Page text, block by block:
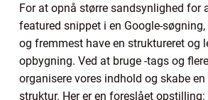
For at opnå større sandsynlighed for
featured snippet i en Google-
og fremmest have en struktureret og
opbygning. Ved at bruge -tags og
organisere vores indhold og skabe
struktur. Her er en foreslået opstilling: